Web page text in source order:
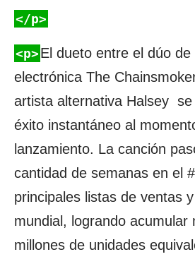
</p>
<p>El dueto entre el dúo de
electrónica The
artista alternativa Halsey
éxito instantáneo al
lanzamiento. La canción
cantidad de semanas en el
principales listas de ventas
mundial, logrando acumular
millones de unidades